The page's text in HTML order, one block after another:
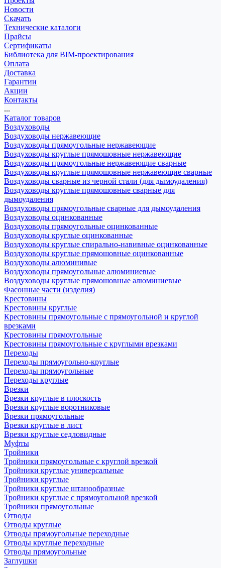
Новости
Скачать
Технические каталоги
Прайсы
Сертификаты
Библиотека для BIM-проектирования
Оплата
Доставка
Гарантии
Акции
Контакты
...
Каталог товаров
Воздуховоды
Воздуховоды нержавеющие
Воздуховоды прямоугольные нержавеющие
Воздуховоды круглые прямошовные нержавеющие
Воздуховоды прямоугольные нержавеющие сварные
Воздуховоды круглые прямошовные нержавеющие сварные
Воздуховоды сварные из черной стали (для дымоудаления)
Воздуховоды круглые прямошовные сварные для
дымоудаления
Воздуховоды прямоугольные сварные для дымоудаления
Воздуховоды оцинкованные
Воздуховоды прямоугольные оцинкованные
Воздуховоды круглые оцинкованные
Воздуховоды круглые спирально-навивные оцинкованные
Воздуховоды круглые прямошовные оцинкованные
Воздуховоды алюминивые
Воздуховоды прямоугольные алюминиевые
Воздуховоды круглые прямошовные алюминиевые
Фасонные части (изделия)
Крестовины
Крестовины круглые
Крестовины прямоугольные с прямоугольной и круглой
врезками
Крестовины прямоугольные
Крестовины прямоугольные с круглыми врезками
Переходы
Переходы прямоугольно-круглые
Переходы прямоугольные
Переходы круглые
Врезки
Врезки круглые в плоскость
Врезки круглые воротниковые
Врезки прямоугольные
Врезки круглые в лист
Врезки круглые седловидные
Муфты
Тройники
Тройники прямоугольные с круглой врезкой
Тройники круглые универсальные
Тройники круглые
Тройники круглые штанообразные
Тройники круглые с прямоугольной врезкой
Тройники прямоугольные
Отводы
Отводы круглые
Отводы прямоугольные переходные
Отводы круглые переходные
Отводы прямоугольные
Заглушки